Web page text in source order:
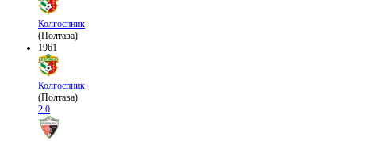
Колгоспник
(Полтава)
1961
Колгоспник
(Полтава)
2:0